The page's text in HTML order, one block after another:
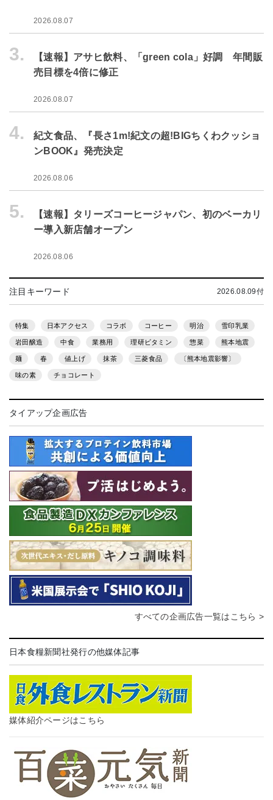
2026.08.07
3.
【速報】アサヒ飲料、「green cola」好調 年間販
売目標を4倍に修正
2026.08.07
4.
紀文食品、『長さ1m!紀文の超!BIGちくわクッショ
ンBOOK』発売決定
2026.08.06
5.
【速報】タリーズコーヒージャパン、初のベーカリ
ー導入新店舗オープン
2026.08.06
注目キーワード 2026.08.09付
特集 日本アクセス コラボ コーヒー 明治 雪印乳業
岩田醸造 中食 業務用 理研ビタミン 惣菜 熊本地震
麺 春 値上げ 抹茶 三菱食品 〔熊本地震影響〕
味の素 チョコレート
タイアップ企画広告
すべての企画広告一覧はこちら >
日本食糧新聞社発行の他媒体記事
媒体紹介ページはこちら